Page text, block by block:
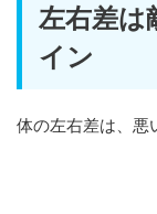
左右差は
イン
体の左右差は、悪